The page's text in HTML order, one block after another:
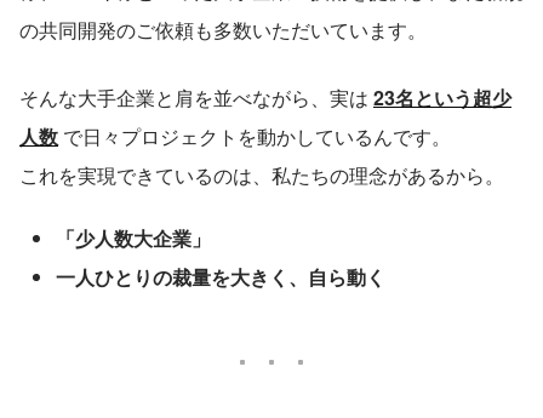
の共同開発のご依頼も多数いただいています。
そんな大手企業と肩を並べながら、実は 23名という超少
人数 で日々プロジェクトを動かしているんです。
これを実現できているのは、私たちの理念があるから。
「少人数大企業」
一人ひとりの裁量を大きく、自ら動く